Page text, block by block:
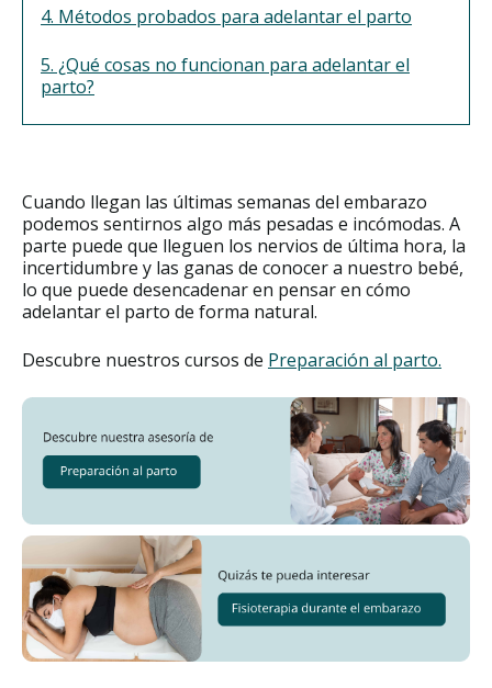
4. Métodos probados para adelantar el parto
5. ¿Qué cosas no funcionan para adelantar el
parto?
Cuando llegan las últimas semanas del embarazo
podemos sentirnos algo más pesadas e incómodas. A
parte puede que lleguen los nervios de última hora, la
incertidumbre y las ganas de conocer a nuestro bebé,
lo que puede desencadenar en pensar en cómo
adelantar el parto de forma natural.
Descubre nuestros cursos de Preparación al parto.